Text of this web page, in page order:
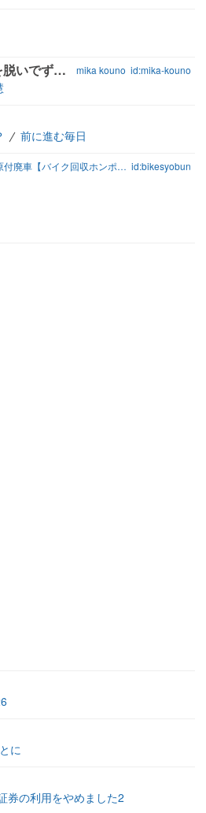
経験を知恵に変えるライフデザイナーMIKA｜「がんばる仮面」を脱いでずっと好きなことで生きていく！ mika kouno id:mika-kouno
前に進む毎日
バイク処分 新宿区 原付廃車【バイク回収ホンポＢＵＭ】 id:bikesyobun
に
券の利用をやめました2